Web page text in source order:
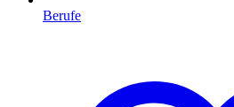
Berufe